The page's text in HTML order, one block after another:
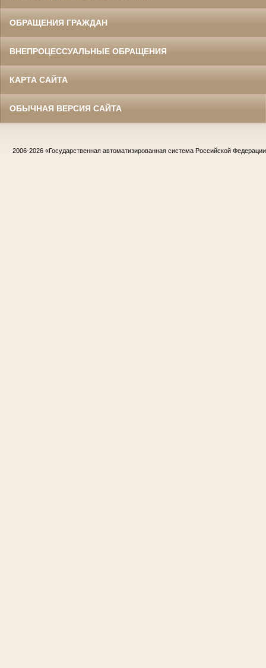
ОБРАЩЕНИЯ ГРАЖДАН
ВНЕПРОЦЕССУАЛЬНЫЕ ОБРАЩЕНИЯ
КАРТА САЙТА
ОБЫЧНАЯ ВЕРСИЯ САЙТА
2006-2026 «Государственная автоматизированная система Российской